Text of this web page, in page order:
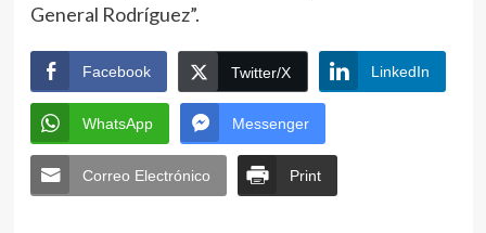
General Rodríguez”.
Facebook Twitter/X LinkedIn
WhatsApp Messenger
Correo Electrónico Print